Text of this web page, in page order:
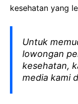
kesehatan yang
Untuk
lowongan
kesehatan,
media kami